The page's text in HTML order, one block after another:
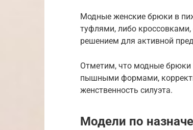
Модные женские брюки в
туфлями, либо
решением для активной
Отметим, что модные брюки
пышными формами,
женственность силуэта.
Модели по